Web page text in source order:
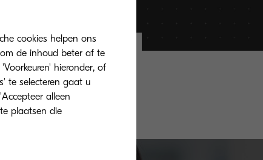
de
cookies helpen ons
de inhoud beter af te
hieronder, of
te selecteren gaat u
alleen
plaatsen die